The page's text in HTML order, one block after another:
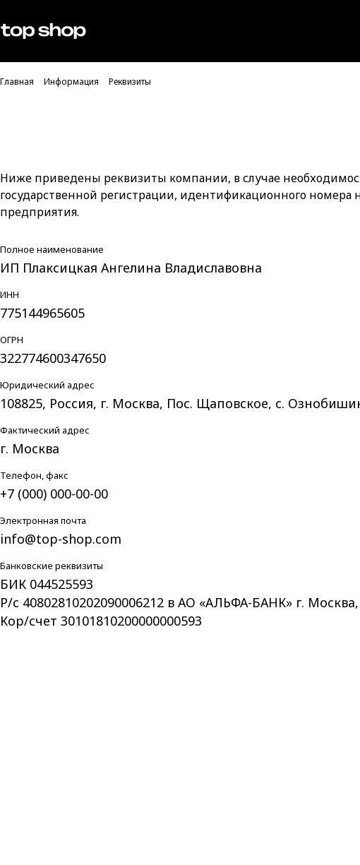
Проверка хлебных крошек
Главная Информация Реквизиты
Ниже приведены реквизиты компании, в случае
государственной регистрации, идентификационного номера
предприятия.
Полное наименование
ИП Плаксицкая Ангелина Владиславовна
ИНН
775144965605
ОГРН
322774600347650
Юридический адрес
108825, Россия, г. Москва, Пос. Щаповское, c.
Фактический адрес
г. Москва
Телефон, факс
+7 (000) 000-00-00
Электронная почта
info@top-shop.com
Банковские реквизиты
БИК 044525593
Р/с 40802810202090006212 в АО «АЛЬФА-БАНК» г. Москва,
Кор/счет 30101810200000000593